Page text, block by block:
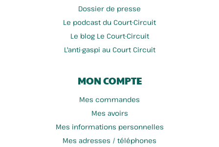
Dossier de presse
Le podcast du Court-Circuit
Le blog Le Court-Circuit
L'anti-gaspi au Court Circuit
MON COMPTE
Mes commandes
Mes avoirs
Mes informations personnelles
Mes adresses / téléphones